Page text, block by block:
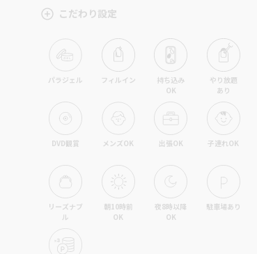
こだわり設定
パラジェル フィルイン
持ち込み
OK
やり放題
あり
DVD観賞 メンズOK 出張OK 子連れOK
リーズナブ
ル
朝10時前
OK
夜8時以降
OK
駐車場あり